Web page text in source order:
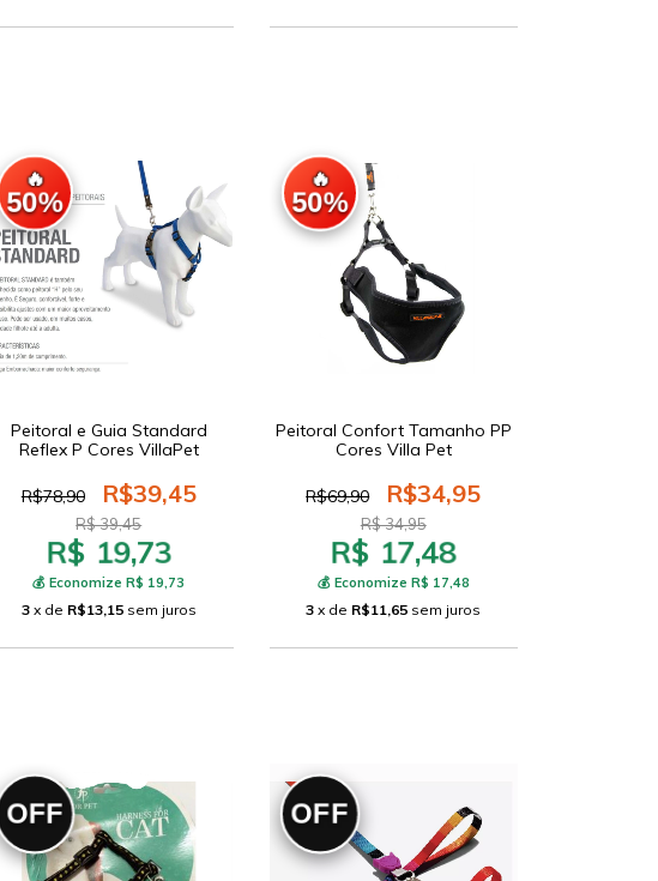
🔥
50%
Peitoral e Guia Standard
Reflex P Cores VillaPet
R$78,90 R$39,45
R$ 39,45
R$ 19,73
💰 Economize R$ 19,73
3 x de R$13,15 sem juros
🔥
50%
Peitoral Confort Tamanho PP
Cores Villa Pet
R$69,90 R$34,95
R$ 34,95
R$ 17,48
💰 Economize R$ 17,48
3 x de R$11,65 sem juros
OFF OFF